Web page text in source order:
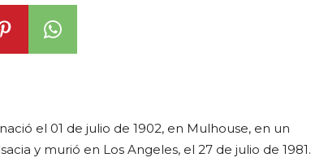
nació el 01 de julio de 1902, en Mulhouse, en un
y murió en Los Angeles, el 27 de julio de 1981.